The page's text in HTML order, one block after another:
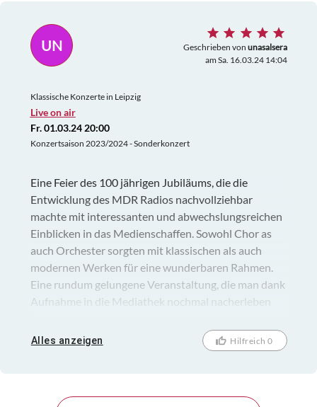
UN Geschrieben von unasalsera
am Sa. 16.03.24 14:04
Klassische Konzerte in Leipzig
Live on air
Fr. 01.03.24 20:00
Konzertsaison 2023/2024 - Sonderkonzert
Eine Feier des 100 jährigen Jubiläums, die die
Entwicklung des MDR Radios nachvollziehbar
machte mit interessanten und abwechslungsreichen
Einblicken in das Medienschaffen. Sowohl Chor as
auch Orchester sorgten mit klassischen als auch
modernen Werken für eine wunderbaren Rahmen.
Eine rundum gelungene Veranstaltung, die man dank
Aufnahme in die Mediathek nochmal nacherleben
Alles anzeigen Hilfreich 0